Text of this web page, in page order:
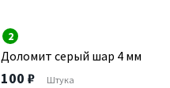
2
Доломит серый шар 4 мм
100 ₽ Штука